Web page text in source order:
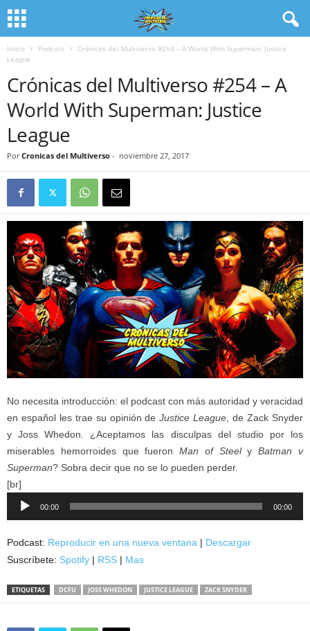
Inicio Podcast
Crónicas del Multiverso #254 – A World With Superman: Justice
League
Crónicas del Multiverso #254 – A
World With Superman: Justice
League
Por Cronicas del Multiverso - noviembre 27, 2017
No necesita introducción: el podcast con más autoridad y veracidad
en español les trae su opinión deJustice League , de Zack Snyder
y Joss Whedon. ¿Aceptamos las disculpas del studio por los
miserables hemorroides que fueronMan of SteelyBatman v
Superman? Sobra decir que no se lo pueden perder.
[br]
Reproductor
00:00 00:00
Podcast: Reproducir en una nueva ventana | Descargar
Suscríbete: Spotify | RSS | Mas
ETIQUETAS DCFU JOSS WHEDON JUSTICE LEAGUE ZACK SNYDER